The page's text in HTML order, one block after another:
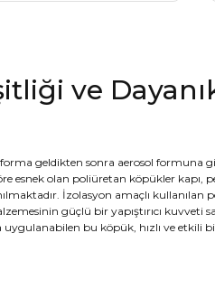
ve
geldikten sonra aerosol formuna
olan poliüretan köpükler kapı,
İzolasyon amaçlı
güçlü bir yapıştırıcı kuvveti
uygulanabilen bu köpük, hızlı ve etkili